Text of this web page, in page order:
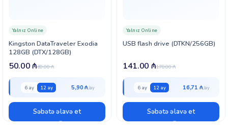
Kingston DataTraveler Exodia
128GB (DTX/128GB)
Yalnız Online
60.00₼
50.00₼
6 ay 12 ay 5,90 ₼
Səbətə əlavə et
USB flash drive (DTKN/256GB)
Yalnız Online
170.00₼
141.00 ₼
6 ay 12 ay 16,71 ₼
Səbətə əlavə et